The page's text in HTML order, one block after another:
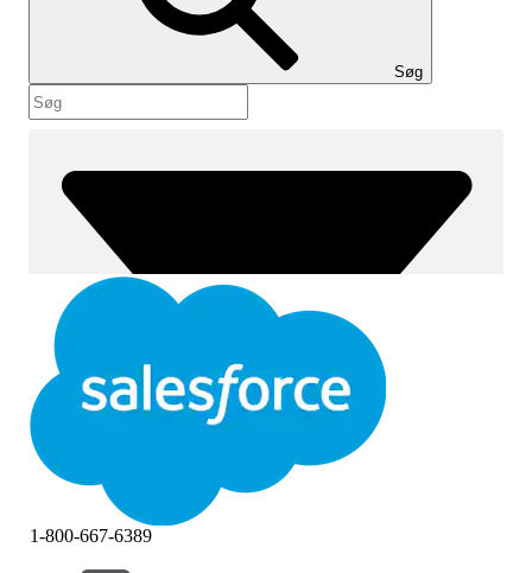
Indhold
Søg
1-800-667-6389